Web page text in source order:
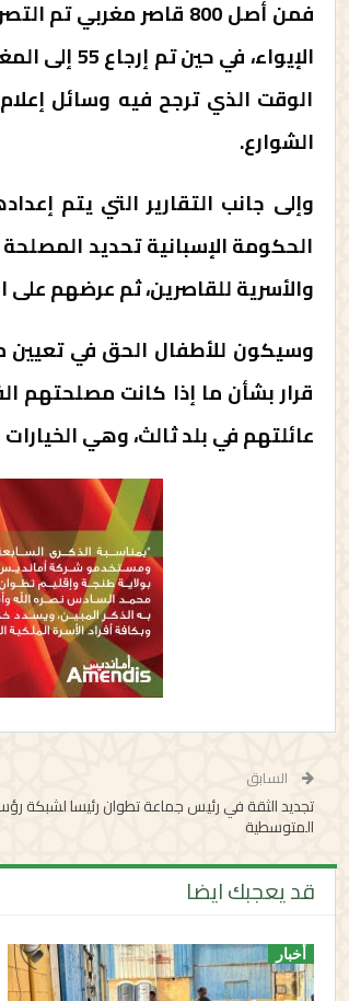
الإيواء،
الوقت الذي ترجح فيه وسائل
الشوارع.
وإلى جانب التقارير التي يتم
الحكومة الإسبانية تحديد
والأسرية للقاصرين، ثم عرضهم على
وسيكون للأطفال الحق في تعيين
قرار بشأن ما إذا كانت مصلحتهم
عائلتهم في بلد ثالث، وهي الخيارات
السابق
تجديد الثقة في رئيس جماعة تطوان رئيسا لشبكة
المتوسطية
قد يعجبك ايضا
أخبار